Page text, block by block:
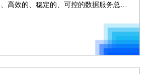
高效的、稳定的、可控的数据服务总